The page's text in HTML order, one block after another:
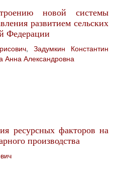
новой системы
развитием сельских
Федерации
, Задумкин Константин
Анна Александровна
ресурсных факторов на
производства